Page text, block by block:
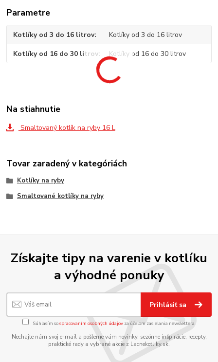
Parametre
Kotlíky od 3 do 16 litrov Kotlíky od 3 do 16 litrov
Kotlíky od 16 do 30 litrov Kotlíky od 16 do 30 litrov
Na stiahnutie
Smaltovaný kotlík na ryby 16 L
Tovar zaradený v kategóriách
Kotlíky na ryby
Smaltované kotlíky na ryby
Získajte tipy na varenie v kotlíku
a výhodné ponuky
Prihlásiť sa
Súhlasím sospracovaním osobných údajov za účelom zasielania newslettera.
Nechajte nám svoj e-mail a pošleme vám novinky, sezónne inšpirácie, recepty,
praktické rady a vybrané akcie z Lacnekotliky.sk.